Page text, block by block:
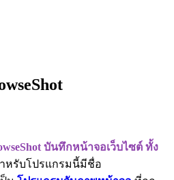
บันทึกหน้าจอเว็บไซต์ ทั้ง
หรับโปรแกรมนี้มีชื่อ